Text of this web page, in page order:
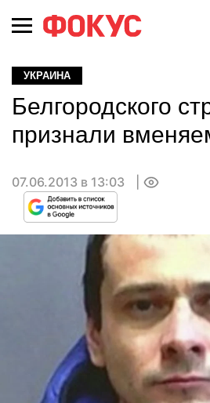
УКРАИНА
Белгородского
признали
07.06.2013 в 13:03